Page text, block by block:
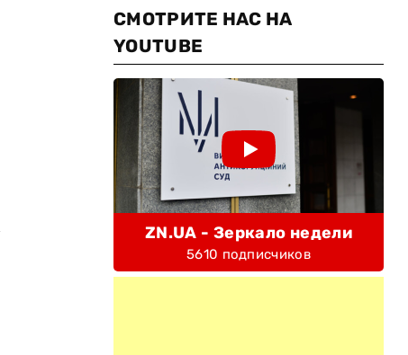
СМОТРИТЕ НАС НА
YOUTUBE
ZN.UA - Зеркало недели
5610 подписчиков